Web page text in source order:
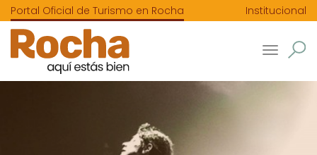
Portal Oficial de Turismo en Rocha Institucional
Toggle